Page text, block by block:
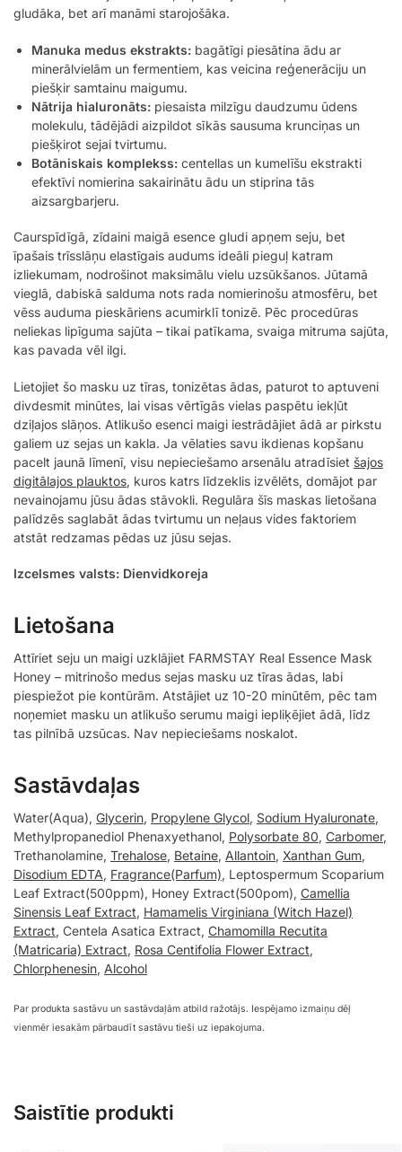
gludāka, bet arī manāmi starojošāka.
Manuka medus ekstrakts: bagātīgi piesātina ādu ar
minerālvielām un fermentiem, kas veicina reģenerāciju un
piešķir samtainu maigumu.
Nātrija hialuronāts: piesaista milzīgu daudzumu ūdens
molekulu, tādējādi aizpildot sīkās sausuma krunciņas un
piešķirot sejai tvirtumu.
Botāniskais komplekss: centellas un kumelīšu ekstrakti
efektīvi nomierina sakairinātu ādu un stiprina tās
aizsargbarjeru.
Caurspīdīgā, zīdaini maigā esence gludi apņem seju, bet
īpašais trīsslāņu elastīgais audums ideāli pieguļ katram
izliekumam, nodrošinot maksimālu vielu uzsūkšanos. Jūtamā
vieglā, dabiskā salduma nots rada nomierinošu atmosfēru, bet
vēss auduma pieskāriens acumirklī tonizē. Pēc procedūras
neliekas lipīguma sajūta – tikai patīkama, svaiga mitruma sajūta,
kas pavada vēl ilgi.
Lietojiet šo masku uz tīras, tonizētas ādas, paturot to aptuveni
divdesmit minūtes, lai visas vērtīgās vielas paspētu iekļūt
dziļajos slāņos. Atlikušo esenci maigi iestrādājiet ādā ar pirkstu
galiem uz sejas un kakla. Ja vēlaties savu ikdienas kopšanu
pacelt jaunā līmenī, visu nepieciešamo arsenālu atradīsiet šajos
digitālajos plauktos, kuros katrs līdzeklis izvēlēts, domājot par
nevainojamu jūsu ādas stāvokli. Regulāra šīs maskas lietošana
palīdzēs saglabāt ādas tvirtumu un neļaus vides faktoriem
atstāt redzamas pēdas uz jūsu sejas.
Izcelsmes valsts: Dienvidkoreja
Lietošana
Attīriet seju un maigi uzklājiet FARMSTAY Real Essence Mask
Honey – mitrinošo medus sejas masku uz tīras ādas, labi
piespiežot pie kontūrām. Atstājiet uz 10-20 minūtēm, pēc tam
noņemiet masku un atlikušo serumu maigi iepliķējiet ādā, līdz
tas pilnībā uzsūcas. Nav nepieciešams noskalot.
Sastāvdaļas
Water(Aqua), Glycerin, Propylene Glycol, Sodium Hyaluronate,
Methylpropanediol Phenaxyethanol, Polysorbate 80, Carbomer,
Trethanolamine, Trehalose, Betaine, Allantoin, Xanthan Gum,
Disodium EDTA, Fragrance(Parfum), Leptospermum Scoparium
Leaf Extract(500ppm), Honey Extract(500pom), Camellia
Sinensis Leaf Extract, Hamamelis Virginiana (Witch Hazel)
Extract, Centela Asatica Extract, Chamomilla Recutita
(Matricaria) Extract, Rosa Centifolia Flower Extract,
Chlorphenesin, Alcohol
Par produkta sastāvu un sastāvdaļām atbild ražotājs. Iespējamo izmaiņu dēļ
vienmēr iesakām pārbaudīt sastāvu tieši uz iepakojuma.
Saistītie produkti